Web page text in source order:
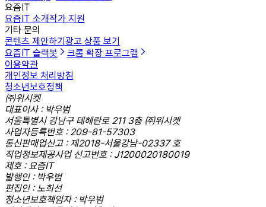
요즘IT
요즘IT 소개작가 지원
기타 문의
콘텐츠 제안하기 광고 상품 보기
요즘IT 슬랙봇
크롬 확장 프로그램
이용약관
개인정보 처리방침
청소년보호정책
㈜위시켓
대표이사 : 박우범
서울특별시 강남구 테헤란로 211 3층 ㈜위시켓
사업자등록번호 : 209-81-57303
통신판매업신고 : 제2018-서울강남-02337 호
직업정보제공사업 신고번호 : J1200020180019
제호 : 요즘IT
발행인 : 박우범
편집인 : 노희선
청소년보호책임자 : 박우범